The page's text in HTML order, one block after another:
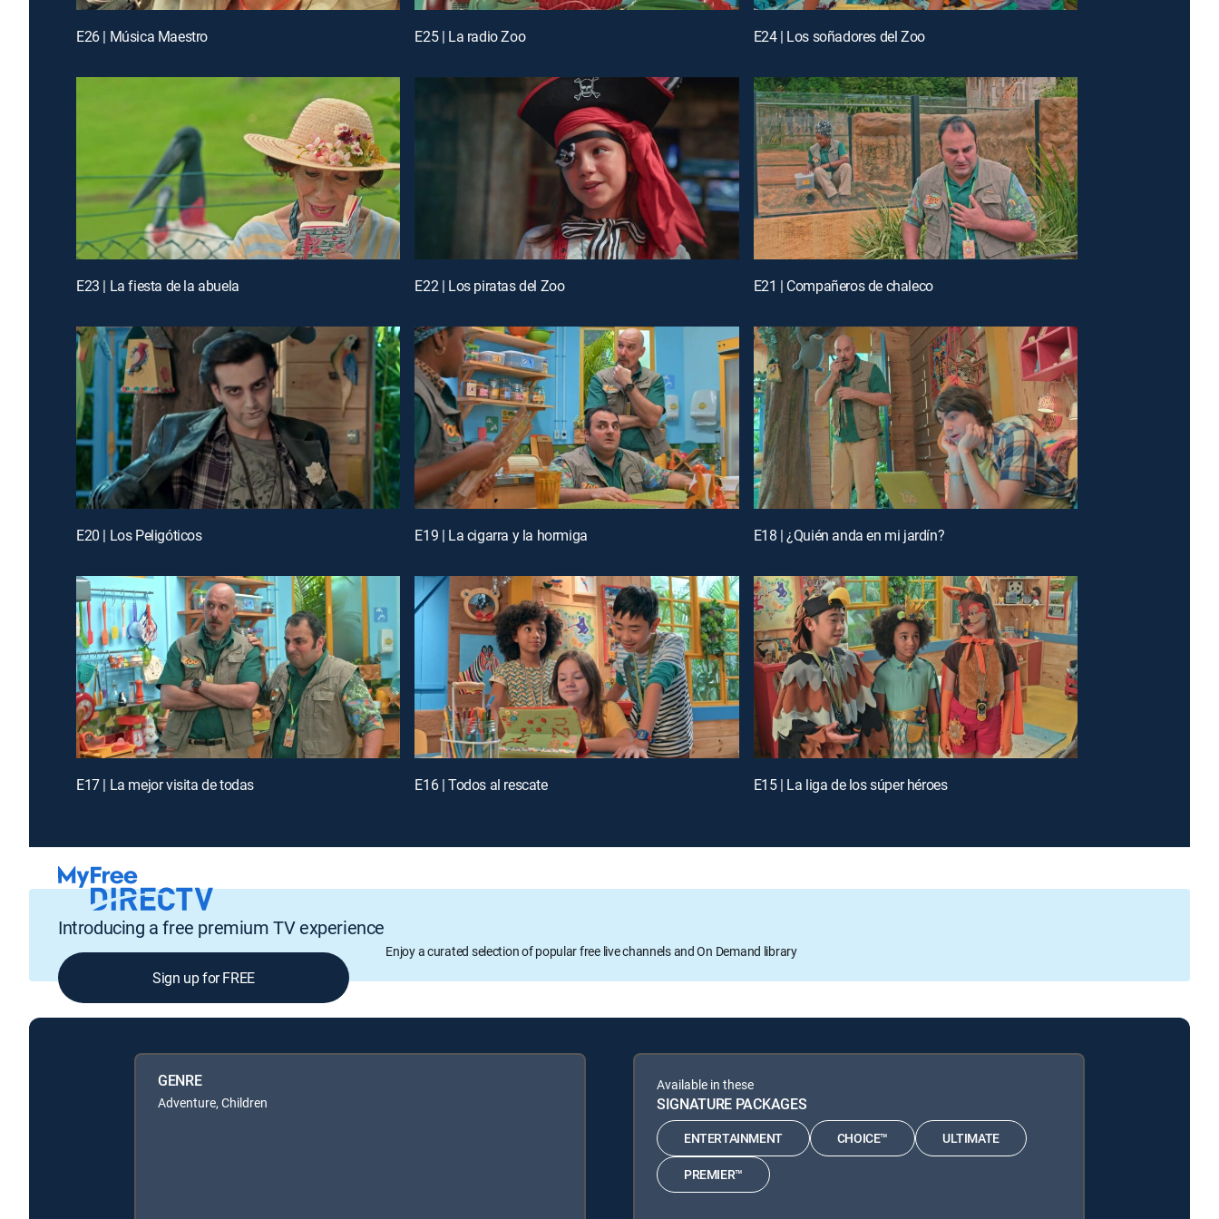
E26 | Música Maestro E25 | La radio Zoo E24 | Los soñadores del Zoo
E23 | La fiesta de la abuela E22 | Los piratas del Zoo E21 | Compañeros de chaleco
E20 | Los Peligóticos E19 | La cigarra y la hormiga E18 | ¿Quién anda en mi jardín?
E17 | La mejor visita de todas E16 | Todos al rescate E15 | La liga de los súper héroes
Introducing a free premium TV experience
Enjoy a curated selection of popular free live channels and On Demand library
Sign up for FREE
GENRE
Adventure, Children
Available in these
SIGNATURE PACKAGES
ENTERTAINMENT CHOICE™ ULTIMATE
PREMIER™